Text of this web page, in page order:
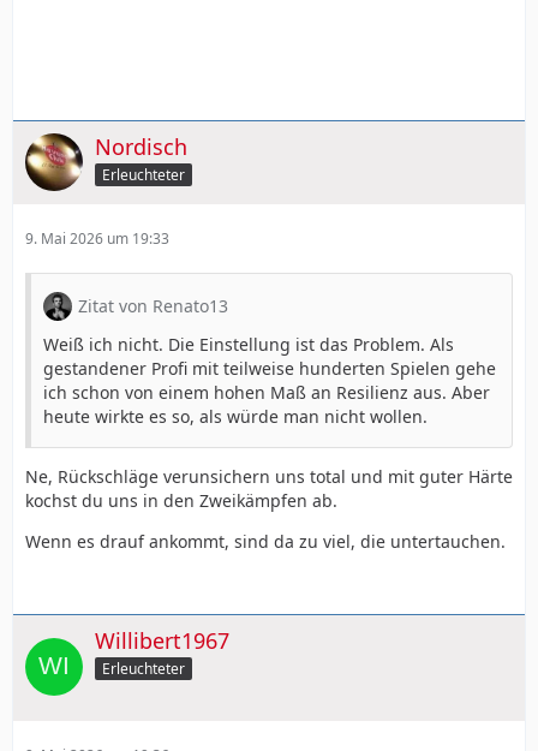
Nordisch
Erleuchteter
9. Mai 2026 um 19:33
Zitat von Renato13
Weiß ich nicht. Die Einstellung ist das Problem. Als
gestandener Profi mit teilweise hunderten Spielen gehe
ich schon von einem hohen Maß an Resilienz aus. Aber
heute wirkte es so, als würde man nicht wollen.
Ne, Rückschläge verunsichern uns total und mit guter Härte
kochst du uns in den Zweikämpfen ab.
Wenn es drauf ankommt, sind da zu viel, die untertauchen.
Willibert1967
Erleuchteter